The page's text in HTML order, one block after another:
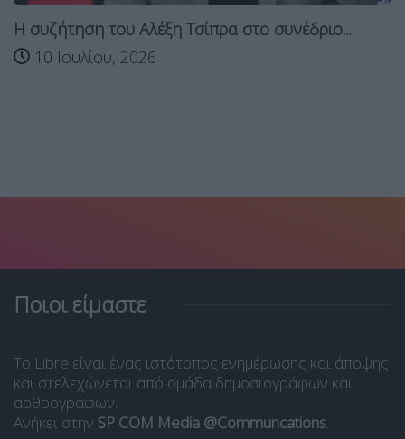
Η συζήτηση του Αλέξη Τσίπρα στο συνέδριο...
10 Ιουλίου, 2026
Ποιοι είμαστε
Το Libre είναι ένας ιστότοπος ενημέρωσης και άποψης
και στελεχώνεται από ομάδα δημοσιογράφων και
αρθρογράφων.
Ανήκει στην SP COM Media @Communcations.